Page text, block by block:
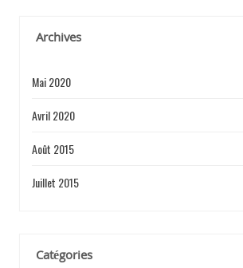
Archives
Mai 2020
Avril 2020
Août 2015
Juillet 2015
Catégories